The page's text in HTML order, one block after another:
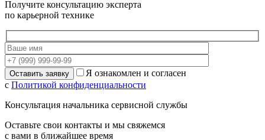
Получите консультацию эксперта
по карьерной технике
Я ознакомлен и согласен
с Политикой конфиденциальности
Консультация начальника сервисной службы
Оставьте свои контакты и мы свяжемся
с вами в ближайшее время